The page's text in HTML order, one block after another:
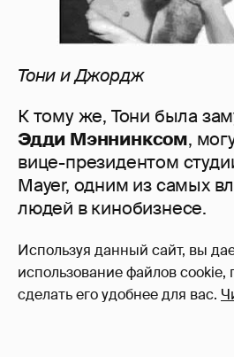
Используя данный сайт, вы
использование файлов
сделать его удобнее для вас.
ТонииДжордж
К тому же, Тони была
Эдди Мэннинксом,
вице-президентом
Mayer, одним из самых
людей в кинобизнесе.
Причём Мэнникс был не
чиновником, а самым
«решалой» в Голливуде,
которому все